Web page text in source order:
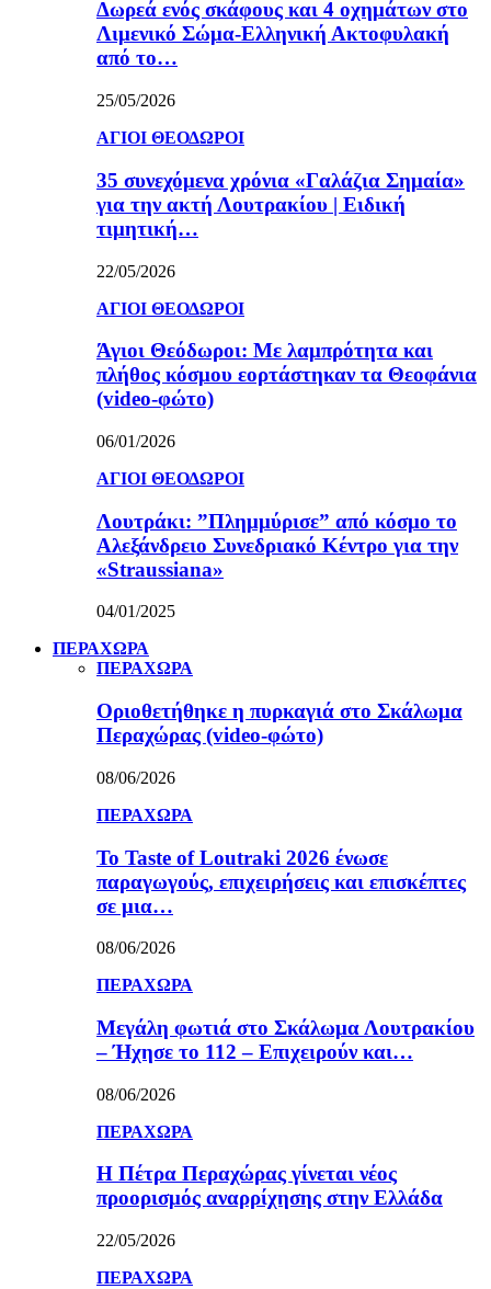
Δωρεά ενός σκάφους και 4 οχημάτων στο
Λιμενικό Σώμα-Ελληνική Ακτοφυλακή
από το…
25/05/2026
ΑΓΙΟΙ ΘΕΟΔΩΡΟΙ
35 συνεχόμενα χρόνια «Γαλάζια Σημαία»
για την ακτή Λουτρακίου | Ειδική
τιμητική…
22/05/2026
ΑΓΙΟΙ ΘΕΟΔΩΡΟΙ
Άγιοι Θεόδωροι: Με λαμπρότητα και
πλήθος κόσμου εορτάστηκαν τα Θεοφάνια
(video-φώτο)
06/01/2026
ΑΓΙΟΙ ΘΕΟΔΩΡΟΙ
Λουτράκι: ”Πλημμύρισε” από κόσμο το
Αλεξάνδρειο Συνεδριακό Κέντρο για την
«Straussiana»
04/01/2025
ΠΕΡΑΧΩΡΑ
ΠΕΡΑΧΩΡΑ
Οριοθετήθηκε η πυρκαγιά στο Σκάλωμα
Περαχώρας (video-φώτο)
08/06/2026
ΠΕΡΑΧΩΡΑ
Το Taste of Loutraki 2026 ένωσε
παραγωγούς, επιχειρήσεις και επισκέπτες
σε μια…
08/06/2026
ΠΕΡΑΧΩΡΑ
Μεγάλη φωτιά στο Σκάλωμα Λουτρακίου
– Ήχησε το 112 – Επιχειρούν και…
08/06/2026
ΠΕΡΑΧΩΡΑ
Η Πέτρα Περαχώρας γίνεται νέος
προορισμός αναρρίχησης στην Ελλάδα
22/05/2026
ΠΕΡΑΧΩΡΑ